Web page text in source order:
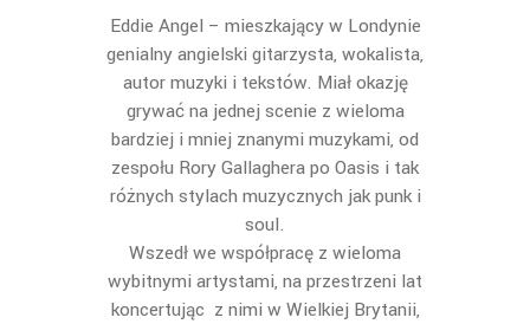
Eddie Angel – mieszkający w Londynie
genialny angielski gitarzysta, wokalista,
autor muzyki i tekstów. Miał okazję
grywać na jednej scenie z wieloma
bardziej i mniej znanymi muzykami, od
zespołu Rory Gallaghera po Oasis i tak
różnych stylach muzycznych jak punk i
soul.
Wszedł we współpracę z wieloma
wybitnymi artystami, na przestrzeni lat
koncertując z nimi w Wielkiej Brytanii,